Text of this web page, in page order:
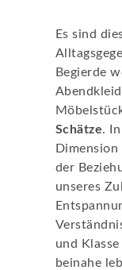
Es sind
Begierde
Schätze.
der
unseres
und
beinahe